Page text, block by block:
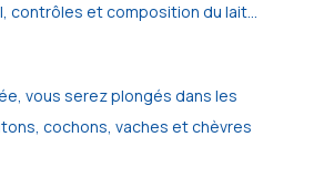
contrôles et composition du lait…
vous serez plongés dans les
cochons, vaches et chèvres